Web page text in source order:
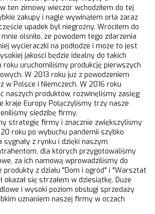
ten zimowy wieczór wchodziłem do tej
zakupy i nagle wywinąłem orła zaraz
upadek był niegroźny. Wróciłem do
olśniło, że powodem tego zdarzenia
wycieraczki na podłodze i może to jest
jakości będzie idealny do takich
roku uruchomiliśmy produkcję pierwszych
W 2013 roku już z powodzeniem
w Polsce i Niemczech. W 2016 roku
naszych produktów, rozwinęliśmy zasięg
kraje Europy Połączyliśmy trzy nasze
siedzibę firmy.
strategię firmy i znacznie zwiększyliśmy
roku po wybuchu pandemii szybko
z rynku i dzięki naszym
dla których przygotowaliśmy
za ich namową wprowadziliśmy do
z działu "Dom i ogród" i "Warsztat
okazał się strzałem w dziesiątkę. Duże
i wysoki poziom obsługi sprzedaży
uznaniem naszej firmy w oczach